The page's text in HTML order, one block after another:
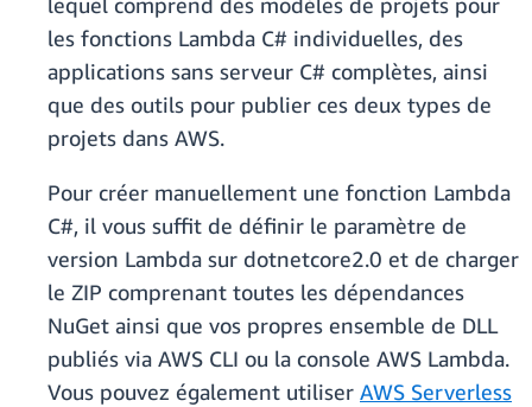
les fonctions Lambda C# individuelles, des
applications sans serveur C# complètes, ainsi
que des outils pour publier ces deux types de
projets dans AWS.
Pour créer manuellement une fonction Lambda
C#, il vous suffit de définir le paramètre de
version Lambda sur dotnetcore2.0 et de charger
le ZIP comprenant toutes les dépendances
NuGet ainsi que vos propres ensemble de DLL
publiés via AWS CLI ou la console AWS Lambda.
Vous pouvez également utiliser AWS Serverless